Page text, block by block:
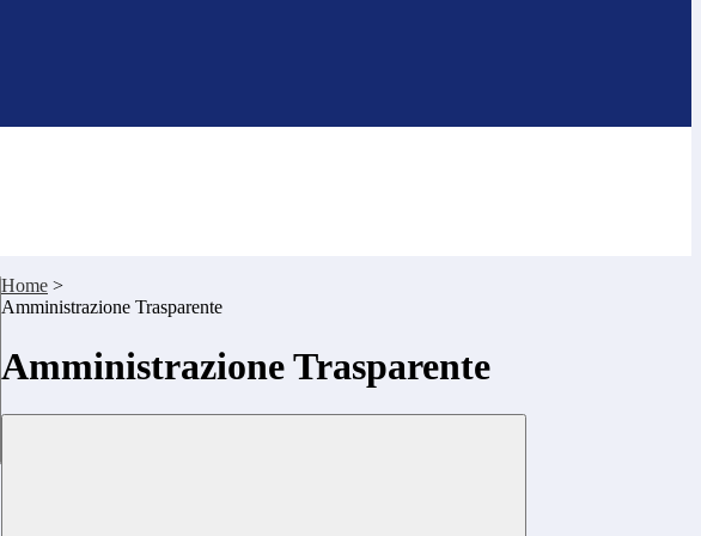
Home >
Amministrazione Trasparente
Amministrazione Trasparente